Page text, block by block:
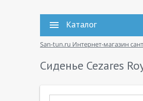
Каталог
San-tun.ru Интернет-магазин
Сиденье Cezares